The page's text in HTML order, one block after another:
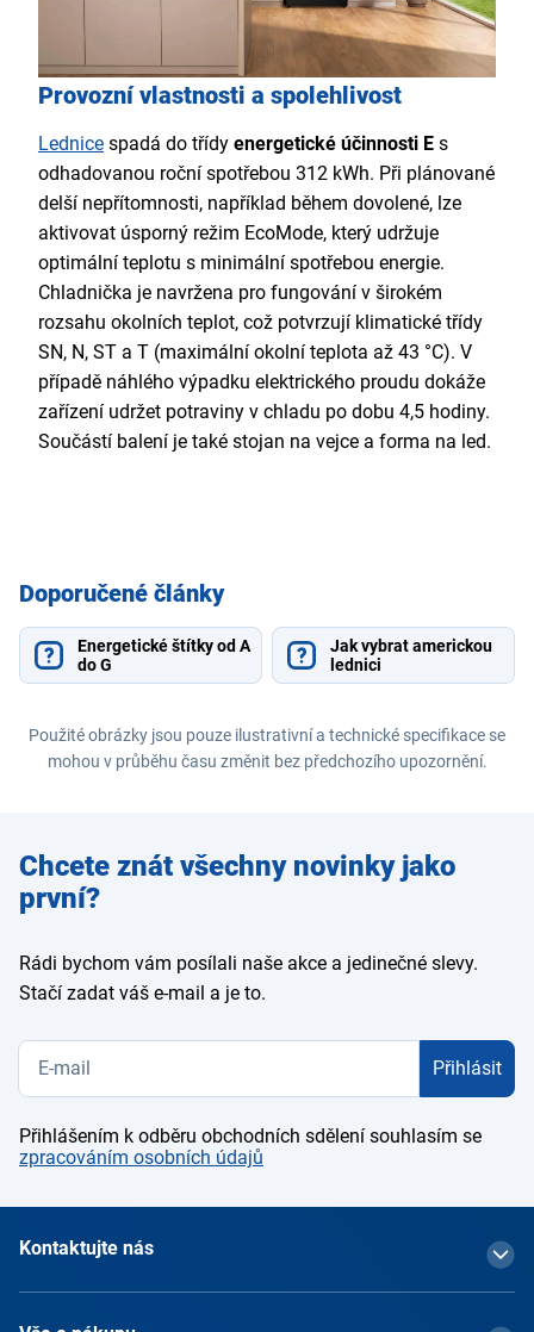
Provozní vlastnosti a spolehlivost
Lednice spadá do třídy energetické účinnosti E s
odhadovanou roční spotřebou 312 kWh. Při plánované
delší nepřítomnosti, například během dovolené, lze
aktivovat úsporný režim EcoMode, který udržuje
optimální teplotu s minimální spotřebou energie.
Chladnička je navržena pro fungování v širokém
rozsahu okolních teplot, což potvrzují klimatické třídy
SN, N, ST a T (maximální okolní teplota až 43 °C). V
případě náhlého výpadku elektrického proudu dokáže
zařízení udržet potraviny v chladu po dobu 4,5 hodiny.
Součástí balení je také stojan na vejce a forma na led.
Doporučené články
Energetické štítky od A
do G
Jak vybrat americkou
lednici
Použité obrázky jsou pouze ilustrativní a technické specifikace se
mohou v průběhu času změnit bez předchozího upozornění.
Zadejte
e-mail
Chcete znát všechny novinky jako
první?
Rádi bychom vám posílali naše akce a jedinečné slevy.
Stačí zadat váš e-mail a je to.
Přihlásit
Přihlášením k odběru obchodních sdělení souhlasím se
zpracováním osobních údajů
Kontaktujte nás